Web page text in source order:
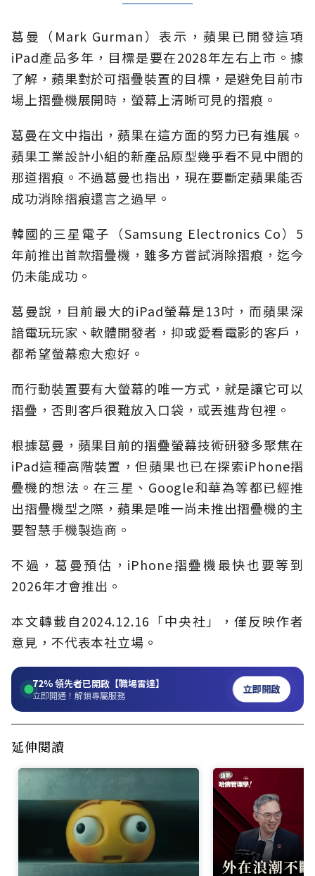
葛曼（Mark Gurman）表示，蘋果已開發這項
iPad產品多年，目標是要在2028年左右上市。據
了解，蘋果對於可摺疊裝置的目標，是避免目前市
場上摺疊機展開時，螢幕上清晰可見的摺痕。
葛曼在文中指出，蘋果在這方面的努力已有進展。
蘋果工業設計小組的新產品原型幾乎看不見中間的
那道摺痕。不過葛曼也指出，現在要斷定蘋果能否
成功消除摺痕還言之過早。
韓國的三星電子（Samsung Electronics Co）5
年前推出首款摺疊機，雖多方嘗試消除摺痕，迄今
仍未能成功。
葛曼說，目前最大的iPad螢幕是13吋，而蘋果深
諳電玩玩家、軟體開發者，抑或愛看電影的客戶，
都希望螢幕愈大愈好。
而行動裝置要有大螢幕的唯一方式，就是讓它可以
摺疊，否則客戶很難放入口袋，或丟進背包裡。
根據葛曼，蘋果目前的摺疊螢幕技術研發多聚焦在
iPad這種高階裝置，但蘋果也已在探索iPhone摺
疊機的想法。在三星、Google和華為等都已經推
出摺疊機型之際，蘋果是唯一尚未推出摺疊機的主
要智慧手機製造商。
不過，葛曼預估，iPhone摺疊機最快也要等到
2026年才會推出。
本文轉載自2024.12.16「中央社」，僅反映作者
意見，不代表本社立場。
72%領先者已開啟【職場雷達】
立即開通！解鎖專屬服務 立即開啟
延伸閱讀